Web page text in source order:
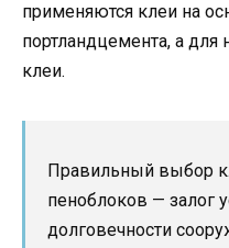
применяются клеи на
портландцемента, а
клеи.
Правильный выбор
пеноблоков — залог
долговечности